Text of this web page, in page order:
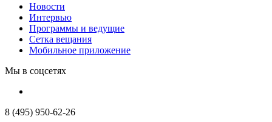
Новости
Интервью
Программы и ведущие
Сетка вещания
Мобильное приложение
Мы в соцсетях
8 (495) 950-62-26